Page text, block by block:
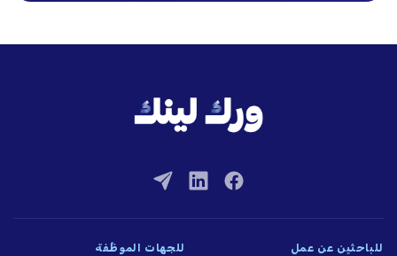
للباحثين عن عمل للجهات الموظِّفة